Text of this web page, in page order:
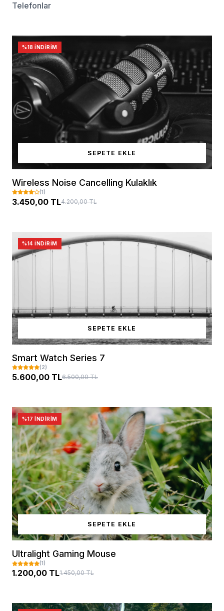
Telefonlar
%18 İNDIRIM
SEPETE EKLE
Wireless Noise Cancelling Kulaklık
(1)
3.450,00 TL4.200,00 TL
%14 İNDIRIM
SEPETE EKLE
Smart Watch Series 7
(2)
5.600,00 TL6.500,00 TL
%17 İNDIRIM
SEPETE EKLE
Ultralight Gaming Mouse
(1)
1.200,00 TL1.450,00 TL